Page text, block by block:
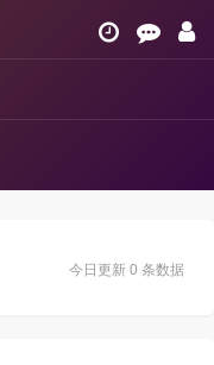
今日更新 0 条数据